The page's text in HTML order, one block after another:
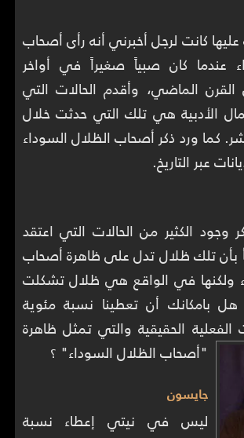
كانت لرجل أخبرني أنه رأى أصحاب
عندما كان صبياً صغيراً في أواخر
القرن الماضي، وأقدم الحالات التي
الأدبية هي تلك التي حدثت خلال
كما ورد ذكر أصحاب الظلال السوداء
عبر التاريخ.
وجود الكثير من الحالات التي اعتقد
بأن تلك ظلال تدل على ظاهرة أصحاب
ولكنها في الواقع هي ظلال تشكلت
هل بامكانك أن تعطينا نسبة مئوية
الفعلية الحقيقية والتي تمثل ظاهرة
"أصحاب الظلال السوداء" ؟
جايسون
ليس في نيتي إعطاء نسبة